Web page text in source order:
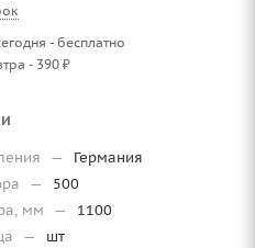
- бесплатно
- 390 ₽
—
Германия
—
500
мм
—
1100
—
шт